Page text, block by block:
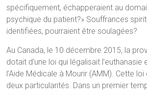
spécifiquement, échapperaient au
psychique du patient?» Souffrances
identifiées, pourraient être soulagées?
Au Canada, le 10 décembre 2015, la
dotait d’une loi qui légalisait l’euthanasie
l’Aide Médicale à Mourir (AMM). Cette
deux particularités. Dans un premier